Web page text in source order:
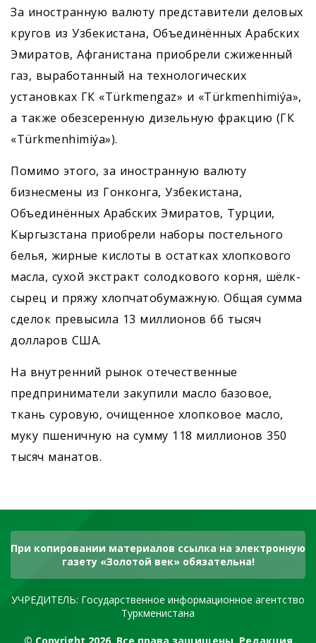
За иностранную валюту представители деловых
кругов из Узбекистана, Объединённых Арабских
Эмиратов, Афганистана приобрели сжиженный
газ, выработанный на технологических
установках ГК «Türkmengaz» и «Türkmenhimiýa»,
а также обезсеренную дизельную фракцию (ГК
«Türkmenhimiýa»).
Помимо этого, за иностранную валюту
бизнесмены из Гонконга, Узбекистана,
Объединённых Арабских Эмиратов, Турции,
Кыргызстана приобрели наборы постельного
белья, жирные кислоты в остатках хлопкового
масла, сухой экстракт солодкового корня, шёлк-
сырец и пряжу хлопчатобумажную. Общая сумма
сделок превысила 13 миллионов 66 тысяч
долларов США.
На внутренний рынок отечественные
предприниматели закупили масло базовое,
ткань суровую, очищенное хлопковое масло,
муку пшеничную на сумму 118 миллионов 350
тысяч манатов.
При копировании материалов ссылка на электронную
газету «Золотой век» обязательна!
УЧРЕДИТЕЛЬ: Государственное информационное агентство
Туркменистана